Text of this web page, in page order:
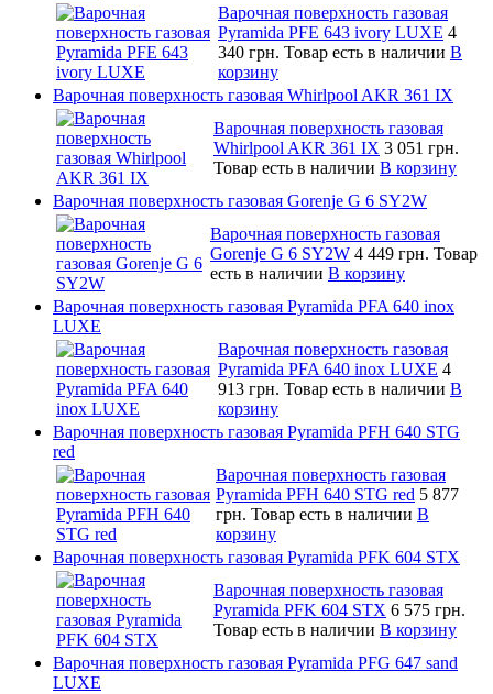
Варочная поверхность газовая
Pyramida PFE 643 ivory LUXE 4
340 грн. Товар есть в наличии В
корзину
Варочная поверхность газовая Whirlpool AKR 361 IX
Варочная поверхность газовая
Whirlpool AKR 361 IX 3 051 грн.
Товар есть в наличии В корзину
Варочная поверхность газовая Gorenje G 6 SY2W
Варочная поверхность газовая
Gorenje G 6 SY2W 4 449 грн. Товар
есть в наличии В корзину
Варочная поверхность газовая Pyramida PFA 640 inox
LUXE
Варочная поверхность газовая
Pyramida PFA 640 inox LUXE 4
913 грн. Товар есть в наличии В
корзину
Варочная поверхность газовая Pyramida PFH 640 STG
red
Варочная поверхность газовая
Pyramida PFH 640 STG red 5 877
грн. Товар есть в наличии В
корзину
Варочная поверхность газовая Pyramida PFK 604 STX
Варочная поверхность газовая
Pyramida PFK 604 STX 6 575 грн.
Товар есть в наличии В корзину
Варочная поверхность газовая Pyramida PFG 647 sand
LUXE